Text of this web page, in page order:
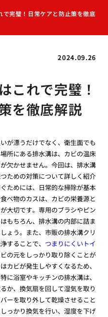
で完璧！日常ケアと防止策を徹底
2024.09.26
これで完璧！
を徹底解説
が漂うだけでなく、衛生面でも
所にある排水溝は、カビの温床
欠かせません。今回は、排水溝
ための対策について詳しく紹介
ためには、日常的な掃除が基本
べ物のカスは、カビの栄養源と
大切です。専用のブラシやピン
もちろん、排水溝の内部に詰ま
ょう。また、市販の排水溝クリ
することで、 つまりにくいトイ
の元をしっかり取り除くことが
カビが発生しやすくなるため、
に浴室やキッチンの排水溝は、
か、換気扇を回して湿気を取り
ーを取り外して乾燥させること
っかり換気を行い、湿度を下げ